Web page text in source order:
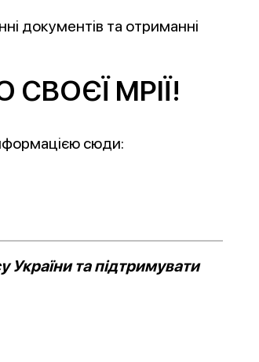
документів та отриманні
МРІЇ!
сюди:
та підтримувати